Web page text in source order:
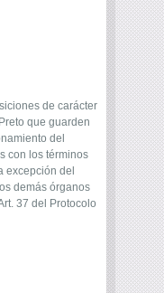
de carácter
que guarden
del
con los términos
excepción del
demás órganos
37 del Protocolo